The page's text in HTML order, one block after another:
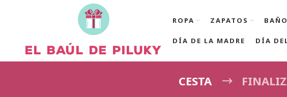
ROPA ZAPATOS BAÑO
DÍA DE LA MADRE DÍA
CESTA